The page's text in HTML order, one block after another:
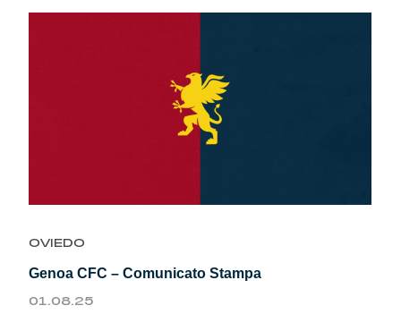
OVIEDO
Genoa CFC – Comunicato Stampa
01.08.25